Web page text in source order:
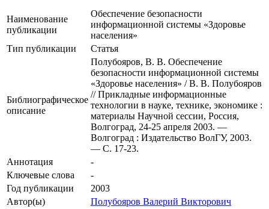
Наименование
публикации
Обеспечение безопасности
информационной системы «Здоровье
населения»
Тип публикации
Статья
Библиографическое
описание
Полубояров, В. В. Обеспечение
безопасности информационной системы
«Здоровье населения» / В. В. Полубояров
// Прикладные информационные
технологии в науке, технике, экономике :
материалы Научной сессии, Россия,
Волгоград, 24-25 апреля 2003. —
Волгоград : Издательство ВолГУ, 2003.
— С. 17-23.
Аннотация
-
Ключевые cлова
-
Год публикации
2003
Автор(ы)
Полубояров Валерий Викторович